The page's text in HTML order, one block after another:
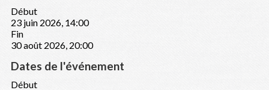
Début
23 juin 2026, 14:00
Fin
30 août 2026, 20:00
Dates de l'événement
Début